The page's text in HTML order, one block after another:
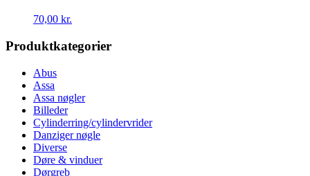
70,00 kr.
Produktkategorier
Abus
Assa
Assa nøgler
Billeder
Cylinderring/cylindervrider
Danziger nøgle
Diverse
Døre & vinduer
Dørgreb